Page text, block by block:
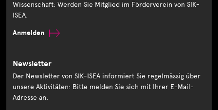
Wissenschaft: Werden Sie Mitglied im Förderverein von SIK-
ISEA.
Anmelden
Newsletter
Der Newsletter von SIK-ISEA informiert Sie regelmässig über
unsere Aktivitäten: Bitte melden Sie sich mit Ihrer E-Mail-
Adresse an.